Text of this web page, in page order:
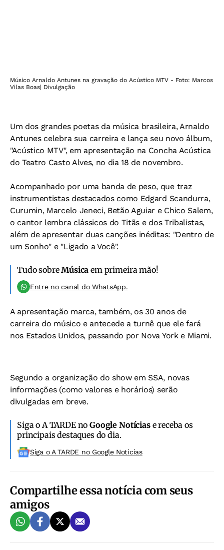
Músico Arnaldo Antunes na gravação do Acústico MTV - Foto: Marcos
Vilas Boas| Divulgação
Um dos grandes poetas da música brasileira, Arnaldo
Antunes celebra sua carreira e lança seu novo álbum,
"Acústico MTV", em apresentação na Concha Acústica
do Teatro Casto Alves, no dia 18 de novembro.
Acompanhado por uma banda de peso, que traz
instrumentistas destacados como Edgard Scandurra,
Curumin, Marcelo Jeneci, Betão Aguiar e Chico Salem,
o cantor lembra clássicos do Titãs e dos Tribalistas,
além de apresentar duas canções inéditas: "Dentro de
um Sonho" e "Ligado a Você".
Tudo sobreMúsica em primeira mão!
Entre no canal do WhatsApp.
A apresentação marca, também, os 30 anos de
carreira do músico e antecede a turnê que ele fará
nos Estados Unidos, passando por Nova York e Miami.
Segundo a organização do show em SSA, novas
informações (como valores e horários) serão
divulgadas em breve.
Siga o A TARDE noGoogle Notíciase receba os
principais destaques do dia.
Siga o A TARDE no Google Noticias
Compartilhe essa notícia com seus
amigos